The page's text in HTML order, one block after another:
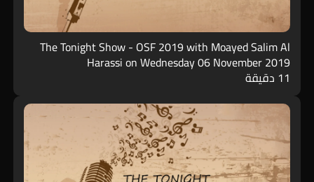
The Tonight Show - OSF 2019 with Moayed Salim Al
Harassi on Wednesday 06 November 2019
11 دقيقة